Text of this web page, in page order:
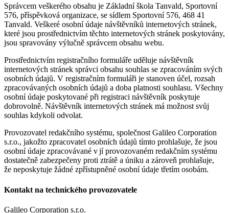
Správcem veškerého obsahu je Základní škola Tanvald, Sportovní
576, příspěvková organizace, se sídlem Sportovní 576, 468 41
Tanvald. Veškeré osobní údaje návštěvníků internetových stránek,
které jsou prostřednictvím těchto internetových stránek poskytovány,
jsou spravovány výlučně správcem obsahu webu.
Prostřednictvím registračního formuláře uděluje návštěvník
internetových stránek správci obsahu souhlas se zpracováním svých
osobních údajů. V registračním formuláři je stanoven účel, rozsah
zpracovávaných osobních údajů a doba platnosti souhlasu. Všechny
osobní údaje poskytované při registraci návštěvník poskytuje
dobrovolně. Návštěvník internetových stránek má možnost svůj
souhlas kdykoli odvolat.
Provozovatel redakčního systému, společnost Galileo Corporation
s.r.o., jakožto zpracovatel osobních údajů tímto prohlašuje, že jsou
osobní údaje zpracovávané v jí provozovaném redakčním systému
dostatečně zabezpečeny proti ztrátě a úniku a zároveň prohlašuje,
že neposkytuje žádné zpřístupněné osobní údaje třetím osobám.
Kontakt na technického provozovatele
Galileo Corporation s.r.o.